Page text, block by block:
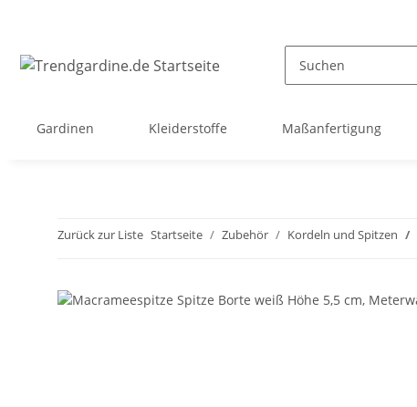
Gardinen Kleiderstoffe Maßanfertigung
Zurück zur Liste Startseite Zubehör Kordeln und Spitzen